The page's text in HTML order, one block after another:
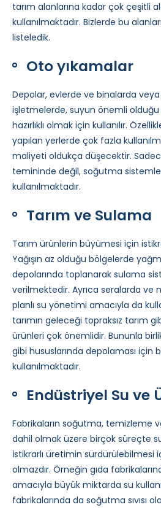
tarım alanlarına kadar çok çeşitli
kullanılmaktadır. Bizlerde bu
listeledik.
Oto yıkamalar
Depolar, evlerde ve binalarda
işletmelerde, suyun önemli
hazırlıklı olmak için kullanılır.
yapılan yerlerde çok fazla
maliyeti oldukça düşecektir.
temininde değil, soğutma
kullanılmaktadır.
Tarım ve Sulama
Tarım ürünlerin büyümesi için
Yağışın az olduğu bölgelerde
depolarında toplanarak sulama
verilmektedir. Ayrıca seralarda ve
planlı su yönetimi amacıyla da
tarımın geleceği topraksız tarım
ürünleri çok önemlidir. Bununla
gibi hususlarında depolaması için
kullanılmaktadır.
Endüstriyel Su ve
Fabrikaların soğutma, temizleme
dahil olmak üzere birçok süreçte
İstikrarlı üretimin sürdürülebilmesi
olmazdır. Örneğin gıda
amacıyla büyük miktarda su
fabrikalarında da soğutma sıvısı